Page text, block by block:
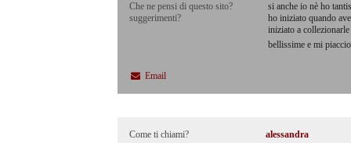
Che ne pensi di questo sito?
suggerimenti?
si anche io nè ho
ho iniziato quando
iniziato a
bellissime e mi
Email
Come ti chiami?
alessandra